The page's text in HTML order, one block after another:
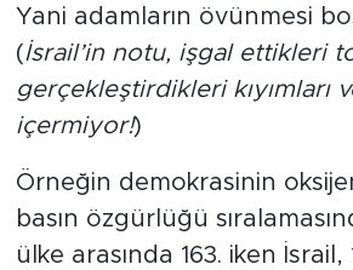
Yani adamların övünmesi
(İsrail’in notu, işgal ettikleri
gerçekleştirdikleri kıyımları
içermiyor!)
Örneğin demokrasinin
basın özgürlüğü
ülke arasında 163. iken İsrail,